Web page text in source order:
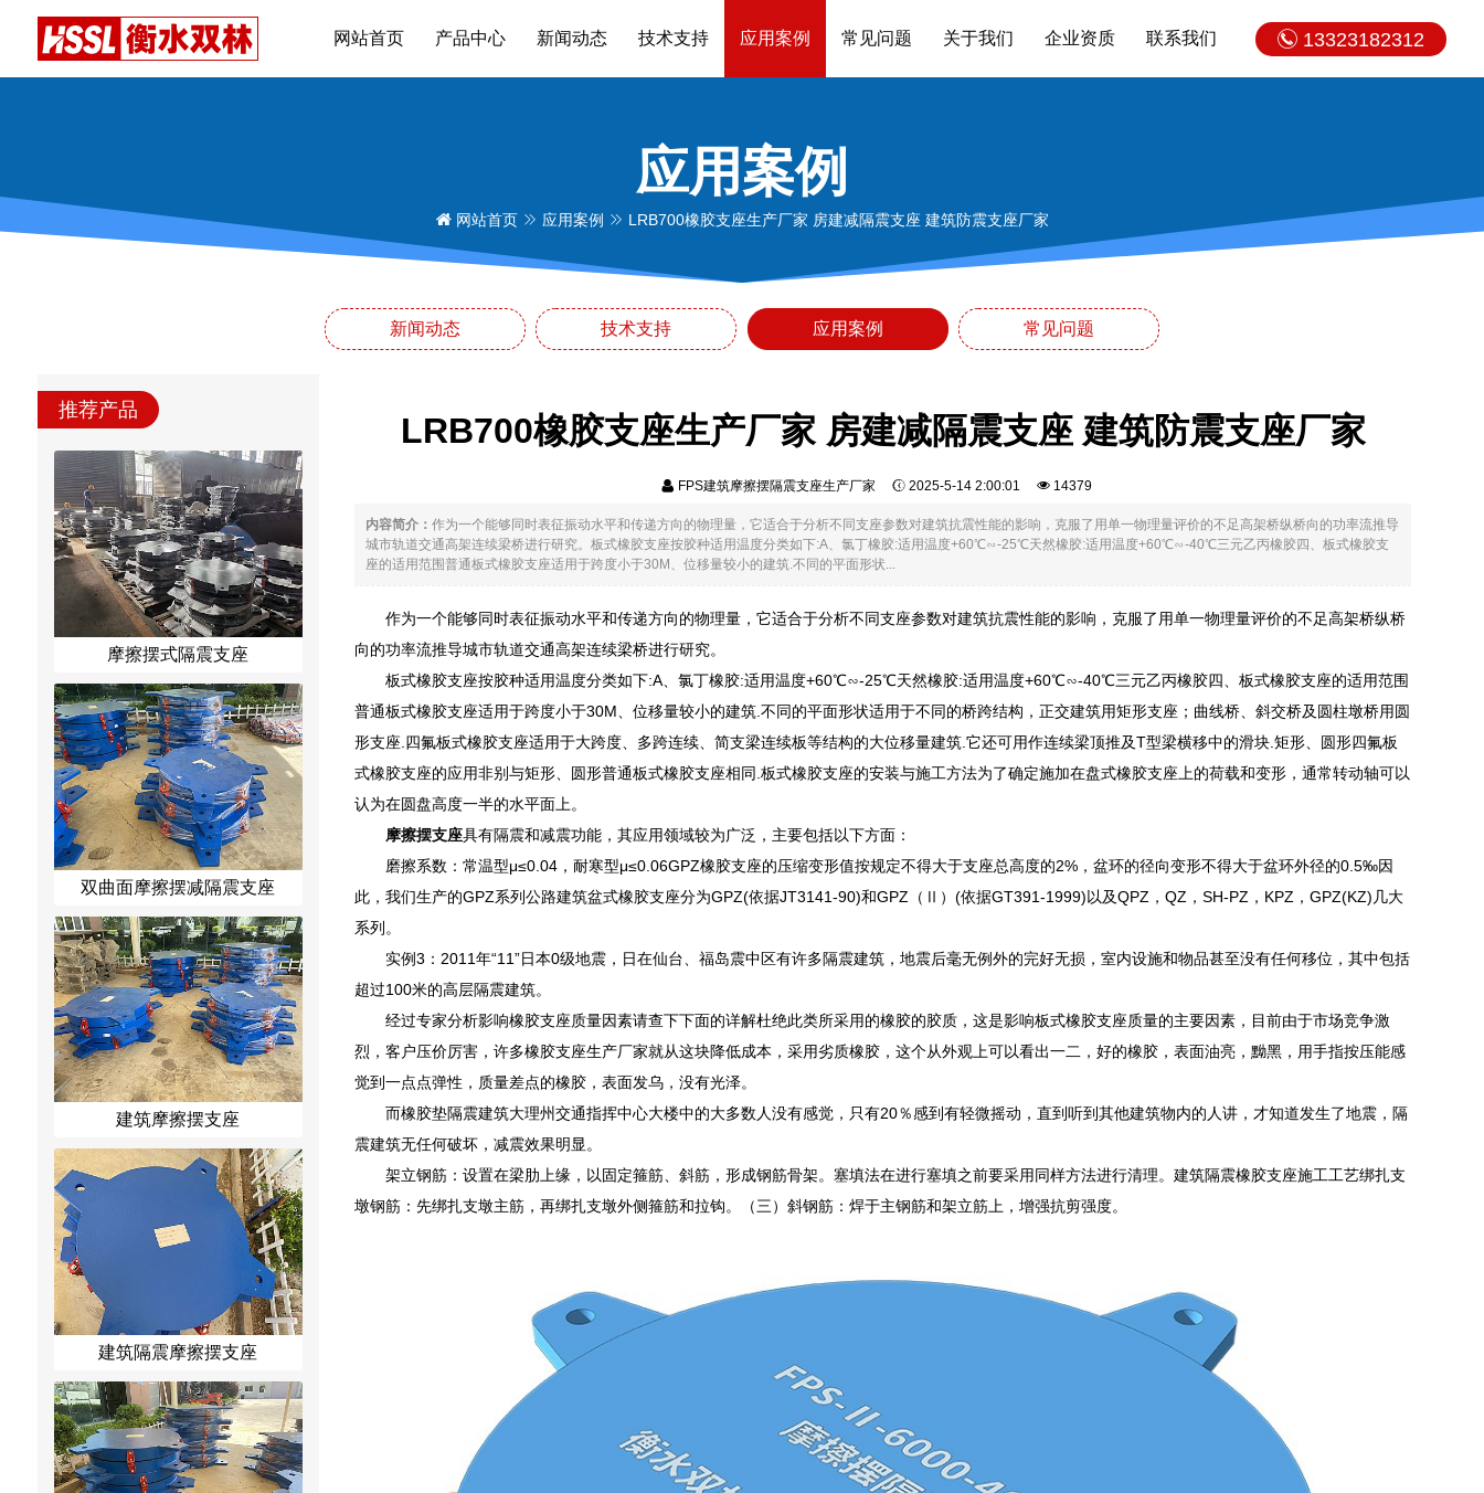
13323182312
网站首页 产品中心 新闻动态 技术支持 应用案例 常见问题 关于我们 企业资质 联系我们
应用案例
网站首页 应用案例 LRB700橡胶支座生产厂家 房建减隔震支座 建筑防震支座厂家
新闻动态 技术支持 应用案例 常见问题
推荐产品
摩擦摆式隔震支座
双曲面摩擦摆减隔震支座
建筑摩擦摆支座
建筑隔震摩擦摆支座
LRB700橡胶支座生产厂家 房建减隔震支座 建筑防震支座厂家
FPS建筑摩擦摆隔震支座生产厂家 2025-5-14 2:00:01 14379
内容简介： 作为一个能够同时表征振动水平和传递方向的物理量，它适合于分析不同支座参数对建筑抗震性能的影响，克服了用单一物理量评价的不足高架桥纵桥向的功率流推导
城市轨道交通高架连续梁桥进行研究。板式橡胶支座按胶种适用温度分类如下:A、氯丁橡胶:适用温度+60℃∽-25℃天然橡胶:适用温度+60℃∽-40℃三元乙丙橡胶四、板式橡胶支
座的适用范围普通板式橡胶支座适用于跨度小于30M、位移量较小的建筑.不同的平面形状...
作为一个能够同时表征振动水平和传递方向的物理量，它适合于分析不同支座参数对建筑抗震性能的影响，克服了用单一物理量评价的不足高架桥纵桥
向的功率流推导城市轨道交通高架连续梁桥进行研究。
板式橡胶支座按胶种适用温度分类如下:A、氯丁橡胶:适用温度+60℃∽-25℃天然橡胶:适用温度+60℃∽-40℃三元乙丙橡胶四、板式橡胶支座的适用范围
普通板式橡胶支座适用于跨度小于30M、位移量较小的建筑.不同的平面形状适用于不同的桥跨结构，正交建筑用矩形支座；曲线桥、斜交桥及圆柱墩桥用圆
形支座.四氟板式橡胶支座适用于大跨度、多跨连续、简支梁连续板等结构的大位移量建筑.它还可用作连续梁顶推及T型梁横移中的滑块.矩形、圆形四氟板
式橡胶支座的应用非别与矩形、圆形普通板式橡胶支座相同.板式橡胶支座的安装与施工方法为了确定施加在盘式橡胶支座上的荷载和变形，通常转动轴可以
认为在圆盘高度一半的水平面上。
摩擦摆支座具有隔震和减震功能，其应用领域较为广泛，主要包括以下方面：
磨擦系数：常温型μ≤0.04，耐寒型μ≤0.06GPZ橡胶支座的压缩变形值按规定不得大于支座总高度的2%，盆环的径向变形不得大于盆环外径的0.5‰因
此，我们生产的GPZ系列公路建筑盆式橡胶支座分为GPZ(依据JT3141-90)和GPZ（Ⅱ）(依据GT391-1999)以及QPZ，QZ，SH-PZ，KPZ，GPZ(KZ)几大
系列。
实例3：2011年“11”日本0级地震，日在仙台、福岛震中区有许多隔震建筑，地震后毫无例外的完好无损，室内设施和物品甚至没有任何移位，其中包括
超过100米的高层隔震建筑。
经过专家分析影响橡胶支座质量因素请查下下面的详解杜绝此类所采用的橡胶的胶质，这是影响板式橡胶支座质量的主要因素，目前由于市场竞争激
烈，客户压价厉害，许多橡胶支座生产厂家就从这块降低成本，采用劣质橡胶，这个从外观上可以看出一二，好的橡胶，表面油亮，黝黑，用手指按压能感
觉到一点点弹性，质量差点的橡胶，表面发乌，没有光泽。
而橡胶垫隔震建筑大理州交通指挥中心大楼中的大多数人没有感觉，只有20％感到有轻微摇动，直到听到其他建筑物内的人讲，才知道发生了地震，隔
震建筑无任何破坏，减震效果明显。
架立钢筋：设置在梁肋上缘，以固定箍筋、斜筋，形成钢筋骨架。塞填法在进行塞填之前要采用同样方法进行清理。建筑隔震橡胶支座施工工艺绑扎支
墩钢筋：先绑扎支墩主筋，再绑扎支墩外侧箍筋和拉钩。（三）斜钢筋：焊于主钢筋和架立筋上，增强抗剪强度。